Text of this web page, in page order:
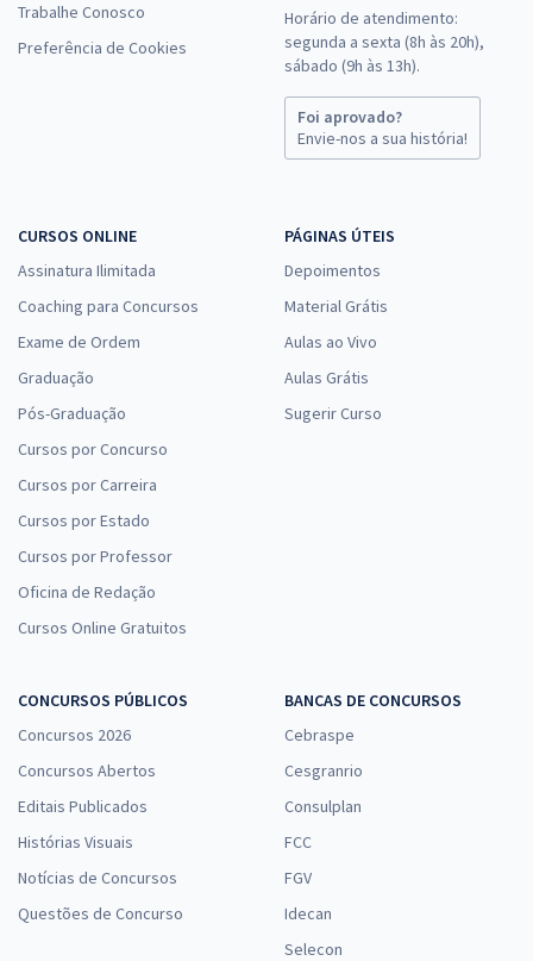
Trabalhe Conosco
Preferência de Cookies
Horário de atendimento:
segunda a sexta (8h às 20h),
sábado (9h às 13h).
Foi aprovado?
Envie-nos a sua história!
CURSOS ONLINE
Assinatura Ilimitada
Coaching para Concursos
Exame de Ordem
Graduação
Pós-Graduação
Cursos por Concurso
Cursos por Carreira
Cursos por Estado
Cursos por Professor
Oficina de Redação
Cursos Online Gratuitos
PÁGINAS ÚTEIS
Depoimentos
Material Grátis
Aulas ao Vivo
Aulas Grátis
Sugerir Curso
CONCURSOS PÚBLICOS
Concursos 2026
Concursos Abertos
Editais Publicados
Histórias Visuais
Notícias de Concursos
Questões de Concurso
BANCAS DE CONCURSOS
Cebraspe
Cesgranrio
Consulplan
FCC
FGV
Idecan
Selecon